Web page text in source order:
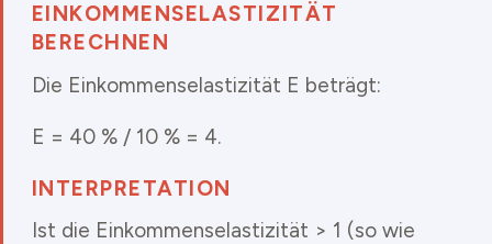
EINKOMMENSELASTIZITÄT
BERECHNEN
Die Einkommenselastizität E beträgt:
E = 40 % / 10 % = 4.
INTERPRETATION
Ist die Einkommenselastizität > 1 (so wie